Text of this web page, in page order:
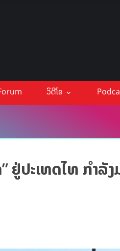
ວິດີໂອ
ຢູ່ປະເທດໄທ ກຳລັ